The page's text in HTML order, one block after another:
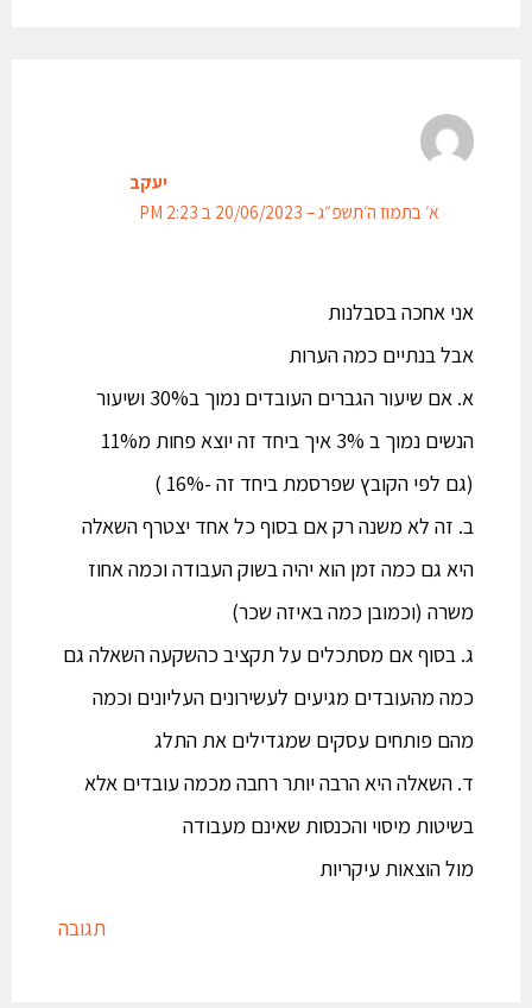
יעקב
א׳ בתמוז ה׳תשפ״ג – 20/06/2023 ב 2:23 PM
אני אחכה בסבלנות
אבל בנתיים כמה הערות
א. אם שיעור הגברים העובדים נמוך ב30% ושיעור
הנשים נמוך ב 3% איך ביחד זה יוצא פחות מ11%
(גם לפי הקובץ שפרסמת ביחד זה -16% )
ב. זה לא משנה רק אם בסוף כל אחד יצטרף השאלה
היא גם כמה זמן הוא יהיה בשוק העבודה וכמה אחוז
משרה (וכמובן כמה באיזה שכר)
ג. בסוף אם מסתכלים על תקציב כהשקעה השאלה גם
כמה מהעובדים מגיעים לעשירונים העליונים וכמה
מהם פותחים עסקים שמגדילים את התלג
ד. השאלה היא הרבה יותר רחבה מכמה עובדים אלא
בשיטות מיסוי והכנסות שאינם מעבודה
מול הוצאות עיקריות
תגובה